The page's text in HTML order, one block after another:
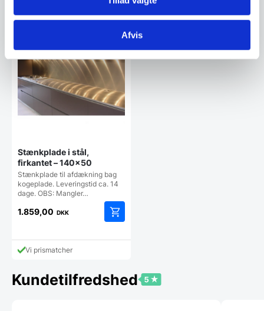
Afvis
flere
varianter.
Mulighederne
kan
vælges
på
varesiden
Stænkplade i stål,
firkantet – 140×50
Stænkplade til afdækning bag
kogeplade. Leveringstid ca. 14
dage. OBS: Mangler…
1.859,00 DKK
Vi prismatcher
Kundetilfredshed